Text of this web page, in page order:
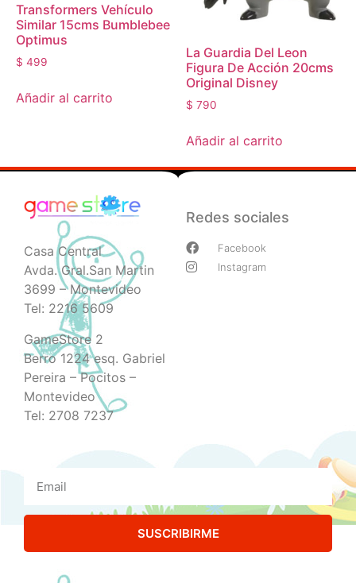
Transformers Vehículo
Similar 15cms Bumblebee
Optimus
$ 499
Añadir al carrito
La Guardia Del Leon
Figura De Acción 20cms
Original Disney
$ 790
Añadir al carrito
Casa Central
Avda. Gral.San Martin
3699 – Montevideo
Tel: 2216 5609
GameStore 2
Berro 1224 esq. Gabriel
Pereira – Pocitos –
Montevideo
Tel: 2708 7237
Redes sociales
Facebook
Instagram
SUSCRIBIRME